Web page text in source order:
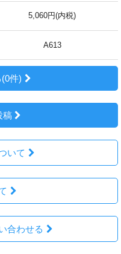
5,060円(内税)
A613
件)
稿
いて
合わせる